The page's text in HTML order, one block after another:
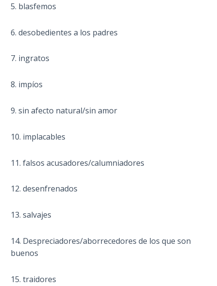
Purpose
Wilderness
Overcomers
The
of Evil
How to Be
Overcomer
The Two
Covenants
The
Resurrection
Wheat
5. blasfemos
6. desobedientes a los padres
7. ingratos
8. impíos
9. sin afecto natural/sin amor
10. implacables
11. falsos acusadores/calumniadores
12. desenfrenados
13. salvajes
14. Despreciadores/aborrecedores de los que son
buenos
15. traidores